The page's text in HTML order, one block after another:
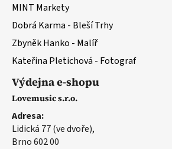
MINT Markety
Dobrá Karma - Bleší Trhy
Zbyněk Hanko - Malíř
Kateřina Pletichová - Fotograf
Výdejna e-shopu
Lovemusic s.r.o.
Adresa:
Lidická 77 (ve dvoře),
Brno 602 00